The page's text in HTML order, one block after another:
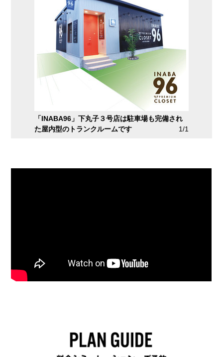
「INABA96」下丸子３号店は駐車場も完備され
た屋内型のトランクルームです
1/1